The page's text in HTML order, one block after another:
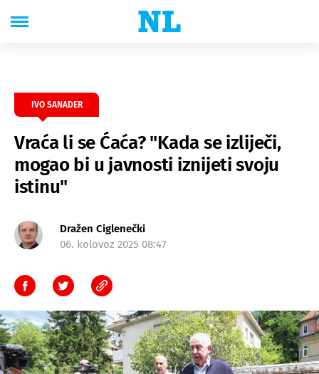
IVO SANADER
Vraća li se Ćaća? "Kada se izliječi,
mogao bi u javnosti iznijeti svoju
istinu"
Dražen Ciglenečki
06. kolovoz 2025 08:47